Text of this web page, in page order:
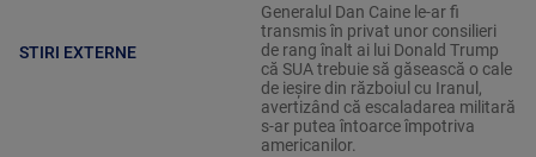
STIRI EXTERNE
Generalul Dan Caine le-ar fi
transmis în privat unor consilieri
de rang înalt ai lui Donald Trump
că SUA trebuie să găsească o cale
de ieșire din războiul cu Iranul,
avertizând că escaladarea militară
s-ar putea întoarce împotriva
americanilor.